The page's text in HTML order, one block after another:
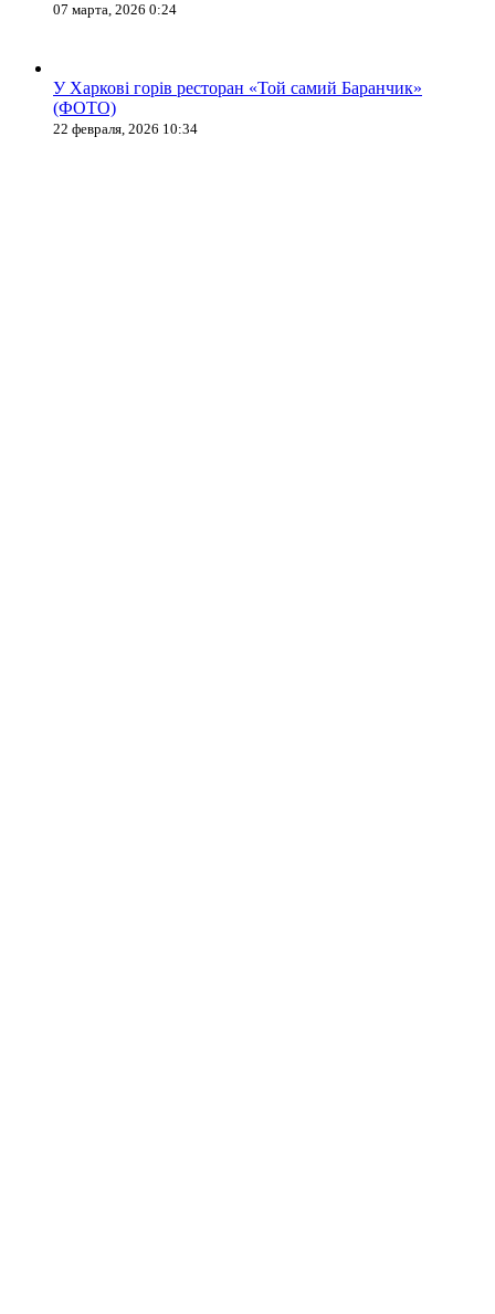
07 марта, 2026 0:24
У Харкові горів ресторан «Той самий Баранчик»
(ФОТО)
22 февраля, 2026 10:34